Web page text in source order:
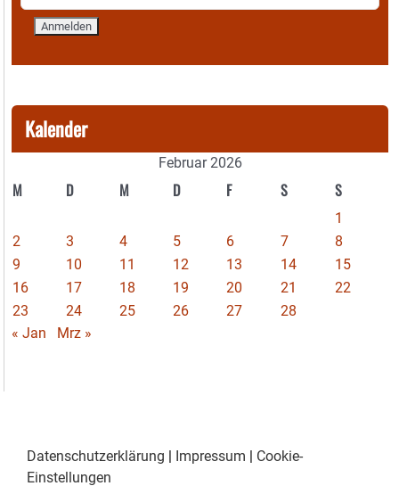
Kalender
Februar 2026
M D M D F S S
1
2
3 4 5 6 7
8
9
10 11 12 13 14
15
16
17 18 19 20 21
22
23
24 25 26 27
28
« Jan
Mrz »
Datenschutzerklärung | Impressum | Cookie-
Einstellungen